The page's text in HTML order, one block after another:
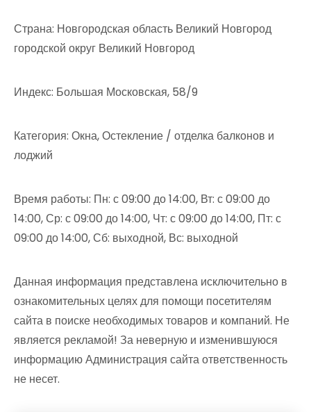
Страна: Новгородская область Великий Новгород
городской округ Великий Новгород
Индекс: Большая Московская, 58/9
Категория: Окна, Остекление / отделка балконов и
лоджий
Время работы: Пн: с 09:00 до 14:00, Вт: с 09:00 до
14:00, Ср: с 09:00 до 14:00, Чт: с 09:00 до 14:00, Пт: с
09:00 до 14:00, Сб: выходной, Вс: выходной
Данная информация представлена исключительно в
ознакомительных целях для помощи посетителям
сайта в поиске необходимых товаров и компаний. Не
является рекламой! За неверную и изменившуюся
информацию Администрация сайта ответственность
не несет.